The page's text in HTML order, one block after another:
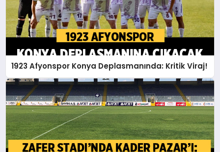
1923 Afyonspor Konya Deplasmanında: Kritik Viraj!